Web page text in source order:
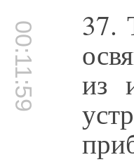
00:11:59 37.
из